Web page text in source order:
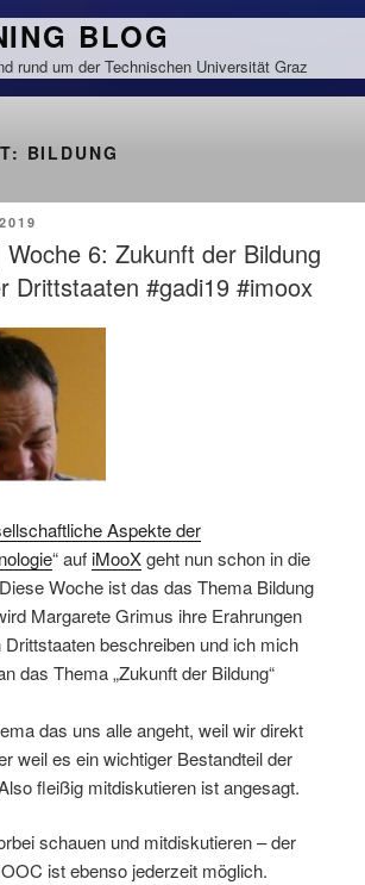
BLOG
rund um der Technischen Universität Graz
BILDUNG
6: Zukunft der Bildung
Drittstaaten #gadi19 #imoox
Aspekte der
“ aufiMooXgeht nun schon in die
Woche ist das das Thema Bildung
Margarete Grimus ihre Erahrungen
Drittstaaten beschreiben und ich mich
das Thema „Zukunft der Bildung“
das uns alle angeht, weil wir direkt
weil es ein wichtiger Bestandteil der
fleißig mitdiskutieren ist angesagt.
schauen und mitdiskutieren – der
ist ebenso jederzeit möglich.